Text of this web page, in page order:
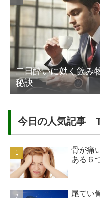
二日酔いに効く飲み
秘訣
今日の人気記事
骨が痛
ある６
尾てい